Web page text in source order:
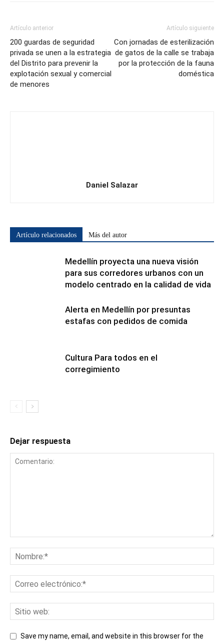
Artículo anterior
200 guardas de seguridad
privada se unen a la estrategia
del Distrito para prevenir la
explotación sexual y comercial
de menores
Artículo siguiente
Con jornadas de esterilización
de gatos de la calle se trabaja
por la protección de la fauna
doméstica
Daniel Salazar
Artículo relacionados Más del autor
Medellín proyecta una nueva visión
para sus corredores urbanos con un
modelo centrado en la calidad de vida
Alerta en Medellín por presuntas
estafas con pedidos de comida
Cultura Para todos en el
corregimiento
Dejar respuesta
Save my name, email, and website in this browser for the